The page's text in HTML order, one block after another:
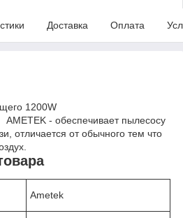
Доставка Оплата
1200W
- обеспечивает пылесосу
отличается от обычного тем что
Ametek